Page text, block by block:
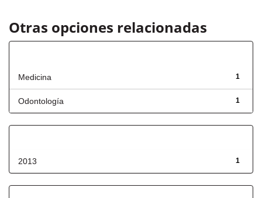
Otras opciones relacionadas
1
Medicina
1
Odontología
1
2013